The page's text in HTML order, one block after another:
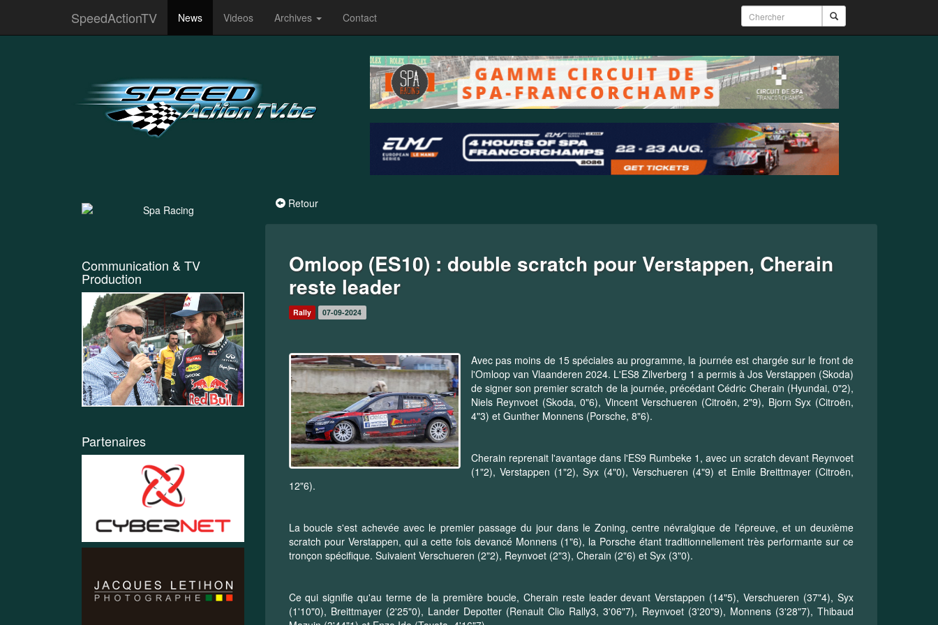
SpeedActionTV News Videos Archives Contact
Retour
Omloop (ES10) : double scratch pour Verstappen, Cherain
reste leader
Rally 07-09-2024
Avec pas moins de 15 spéciales au programme, la journée est chargée sur le front de
l'Omloop van Vlaanderen 2024. L'ES8 Zilverberg 1 a permis à Jos Verstappen (Skoda)
de signer son premier scratch de la journée, précédant Cédric Cherain (Hyundai, 0"2),
Niels Reynvoet (Skoda, 0"6), Vincent Verschueren (Citroën, 2"9), Bjorn Syx (Citroën,
4"3) et Gunther Monnens (Porsche, 8"6).
Cherain reprenait l'avantage dans l'ES9 Rumbeke 1, avec un scratch devant Reynvoet
(1"2), Verstappen (1"2), Syx (4"0), Verschueren (4"9) et Emile Breittmayer (Citroën,
12"6).
La boucle s'est achevée avec le premier passage du jour dans le Zoning, centre névralgique de l'épreuve, et un deuxième
scratch pour Verstappen, qui a cette fois devancé Monnens (1"6), la Porsche étant traditionnellement très performante sur ce
tronçon spécifique. Suivaient Verschueren (2"2), Reynvoet (2"3), Cherain (2"6) et Syx (3"0).
Ce qui signifie qu'au terme de la première boucle, Cherain reste leader devant Verstappen (14"5), Verschueren (37"4), Syx
(1'10"0), Breittmayer (2'25"0), Lander Depotter (Renault Clio Rally3, 3'06"7), Reynvoet (3'20"9), Monnens (3'28"7), Thibaud
Communication & TV
Production
Partenaires